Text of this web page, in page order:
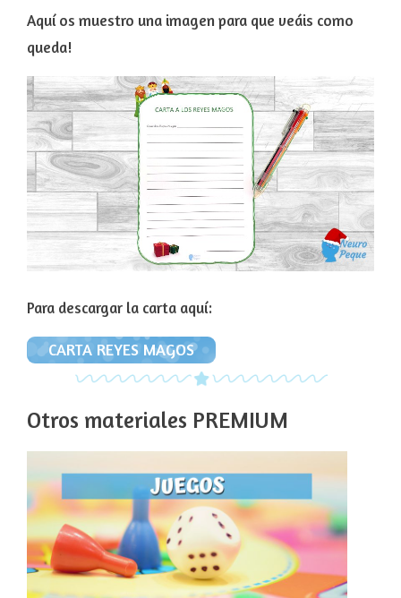
Aquí os muestro una imagen para que veáis como
queda!
Para descargar la carta aquí:
CARTA REYES MAGOS
Otros materiales PREMIUM